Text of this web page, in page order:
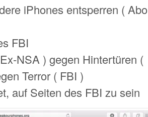
iPhones entsperren ( Abo
FBI
NSA ) gegen Hintertüren (
Terror ( FBI )
auf Seiten des FBI zu sein